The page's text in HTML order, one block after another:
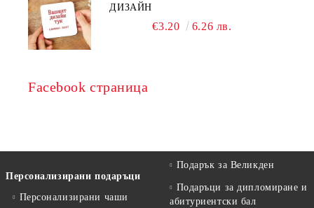
ДИЗАЙН
€3.20 6.26 лв.
Facebook страница
Персонализирани подаръци
Персонализирани чаши
Подарък за Великден
Подаръци за дипломиране и
абитуриентски бал